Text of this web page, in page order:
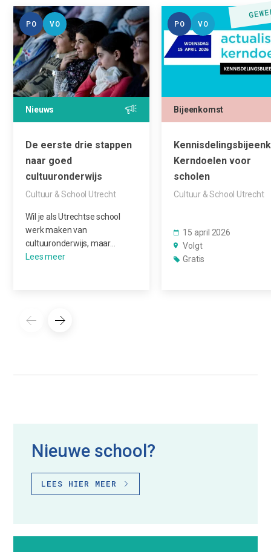
PO VO
Nieuws
De eerste drie stappen
naar goed
cultuuronderwijs
Cultuur & School Utrecht
Wil je als Utrechtse school
werk maken van
cultuuronderwijs, maar…
PO VO
Bijeenkomst
Kerndoelen voor
scholen
Cultuur & School Utrecht
15 april 2026
Volgt
Gratis
Nieuwe school?
LEES HIER MEER